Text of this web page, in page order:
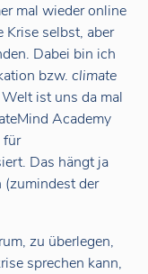
mal wieder online
Krise selbst, aber
Dabei bin ich
bzw. climate
ist uns da mal
Academy
für
Das hängt ja
(zumindest der
zu überlegen,
sprechen kann,